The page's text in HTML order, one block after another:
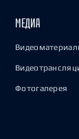
МЕДИА
Фотогалерея